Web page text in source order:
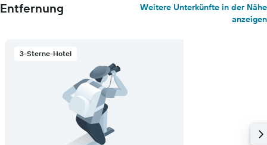
den
Entfernung
Weitere Unterkünfte in der Nähe
anzeigen
3-Sterne-Hotel